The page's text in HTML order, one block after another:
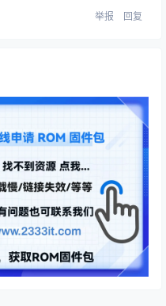
举报 回复